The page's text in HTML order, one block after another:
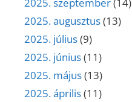
2025. szeptember(14)
2025. augusztus(13)
2025. július(9)
2025. június(11)
2025. május(13)
2025. április(11)